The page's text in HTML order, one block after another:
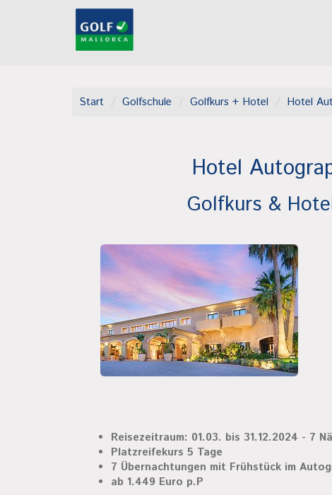
Start Golfschule Golfkurs + Hotel Hotel
Hotel
Golfkurs &
Reisezeitraum: 01.03. bis 31.12.2024 - 7
Platzreifekurs 5 Tage
7 Übernachtungen mit Frühstück im
ab 1.449 Euro p.P